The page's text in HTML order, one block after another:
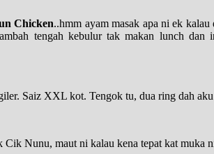
Chicken..hmm ayam masak apa ni ek
tengah kebulur tak makan lunch
Saiz XXL kot. Tengok tu, dua ring dah
Cik Nunu, maut ni kalau kena tepat kat muka